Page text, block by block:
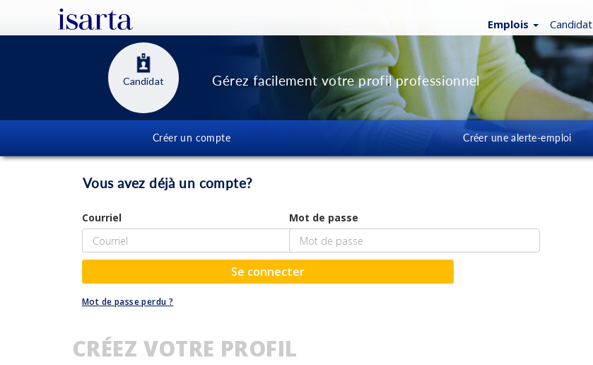
Emplois Candidat
Candidat Gérez facilement votre profil professionnel
Créer un compte Créer une alerte-emploi
Vous avez déjà un compte?
Courriel Mot de passe
Se connecter
Mot de passe perdu ?
CRÉEZ VOTRE PROFIL